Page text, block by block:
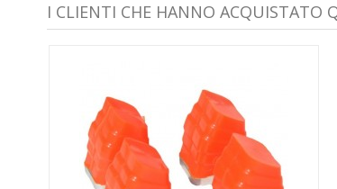
I CLIENTI CHE HANNO ACQUISTATO